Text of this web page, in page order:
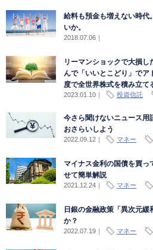
給料も預金も増えない時代
いか。
2018.07.06｜
リーマンショックで大損し
んで「いいとこどり」でア
度で全世界株式を積み立て
2023.01.10｜ 投資信託
今さら聞けないニュース
おさらいしよう
2022.09.12｜ マネー
マイナス金利の国債を買っ
せて簡単解説
2021.12.24｜ マネー
日銀の金融政策「異次元
か？
2022.07.19｜ マネー